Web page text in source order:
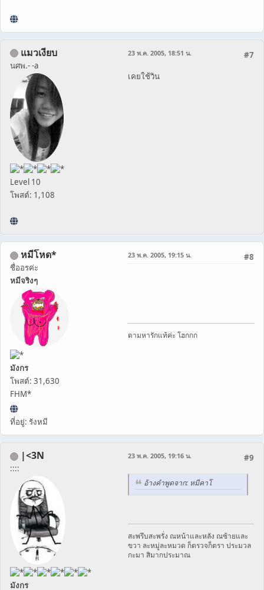
แมวเงียบ
นศพ.- -a
Level 10
โพสต์: 1,108
#7
23 พ.ค. 2005, 18:51 น.
เคยใช้วิน
หมีโหด*
ชื่ออรค่ะ
หมีจริงๆ
มังกร
โพสต์: 31,630
FHM*
ที่อยู่: รังหมี
#8
23 พ.ค. 2005, 19:15 น.
ตามหารักแท้ค่ะ โฮกกก
|<3N
::::
มังกร
#9
23 พ.ค. 2005, 19:16 น.
อ้างคำพูดจาก: หมีคาโ
สะพรึบสะพรั่ง ณหน้าและหลัง ณซ้ายและ
ขวา ละหมู่ละหมวด ก็ตรวจก็ตรา ประมวล
กะมา สิมากประมาณ